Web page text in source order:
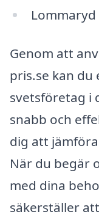
Lommaryd
Genom att
pris.se kan
svetsföretag i
snabb och
dig att
När du begär
med dina
säkerställer